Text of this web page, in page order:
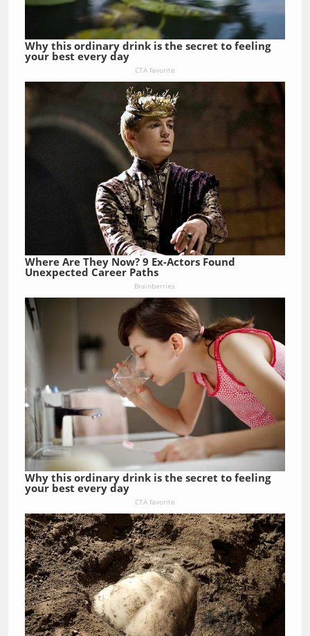
Why this ordinary drink is the secret to feeling
your best every day
CTA favorite
Where Are They Now? 9 Ex-Actors Found
Unexpected Career Paths
Brainberries
Why this ordinary drink is the secret to feeling
your best every day
CTA favorite